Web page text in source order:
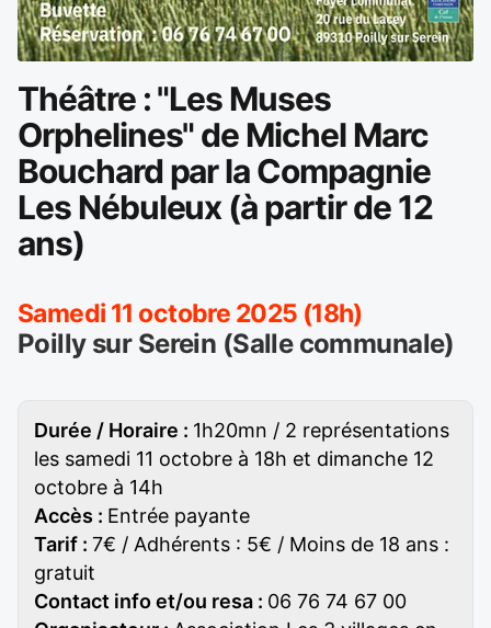
Théâtre : "Les Muses
Orphelines" de Michel Marc
Bouchard par la Compagnie
Les Nébuleux (à partir de 12
ans)
Samedi 11 octobre 2025 (18h)
Poilly sur Serein (Salle communale)
Durée / Horaire : 1h20mn / 2 représentations
les samedi 11 octobre à 18h et dimanche 12
octobre à 14h
Accès : Entrée payante
Tarif : 7€ / Adhérents : 5€ / Moins de 18 ans :
gratuit
Contact info et/ou resa : 06 76 74 67 00